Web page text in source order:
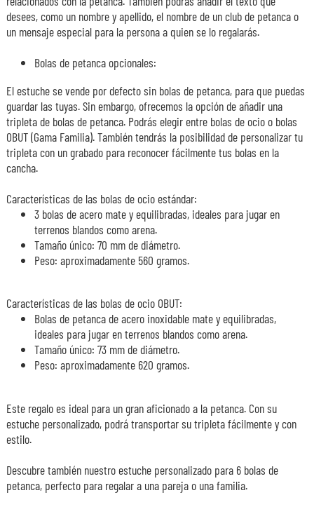
desees, como un nombre y apellido, el nombre de un club de petanca o
un mensaje especial para la persona a quien se lo regalarás.
Bolas de petanca opcionales:
El estuche se vende por defecto sin bolas de petanca, para que puedas
guardar las tuyas. Sin embargo, ofrecemos la opción de añadir una
tripleta de bolas de petanca. Podrás elegir entre bolas de ocio o bolas
OBUT (Gama Familia). También tendrás la posibilidad de personalizar tu
tripleta con un grabado para reconocer fácilmente tus bolas en la
cancha.
Características de las bolas de ocio estándar:
3 bolas de acero mate y equilibradas, ideales para jugar en
terrenos blandos como arena.
Tamaño único: 70 mm de diámetro.
Peso: aproximadamente 560 gramos.
Características de las bolas de ocio OBUT:
Bolas de petanca de acero inoxidable mate y equilibradas,
ideales para jugar en terrenos blandos como arena.
Tamaño único: 73 mm de diámetro.
Peso: aproximadamente 620 gramos.
Este regalo es ideal para un gran aficionado a la petanca. Con su
estuche personalizado, podrá transportar su tripleta fácilmente y con
estilo.
Descubre también nuestro estuche personalizado para 6 bolas de
petanca, perfecto para regalar a una pareja o una familia.